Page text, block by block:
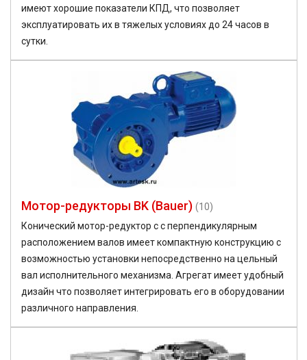
имеют хорошие показатели КПД, что позволяет
эксплуатировать их в тяжелых условиях до 24 часов в
сутки.
Мотор-редукторы BK (Bauer) (10)
Конический мотор-редуктор с с перпендикулярным
расположением валов имеет компактную конструкцию с
возможностью установки непосредственно на цельный
вал исполнительного механизма. Агрегат имеет удобный
дизайн что позволяет интегрировать его в оборудовании
различного направления.